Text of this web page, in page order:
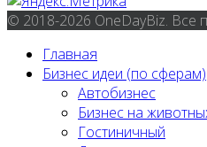
© 2018-2026 OneDayBiz. Все
Главная
Бизнес идеи (по сферам)
Автобизнес
Бизнес на
Гостиничный